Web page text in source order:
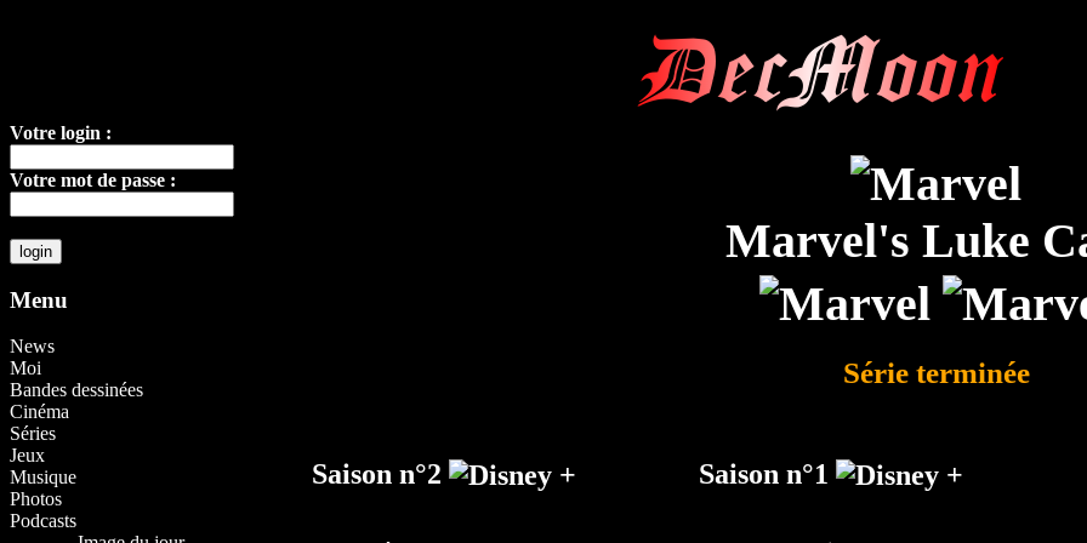
DecMoon
Votre login :
Votre mot de passe :
Menu
News
Moi
Bandes dessinées
Cinéma
Séries
Jeux
Musique
Photos
Podcasts
Marvel's Luke
Série terminée
Saison n°2 Saison n°1